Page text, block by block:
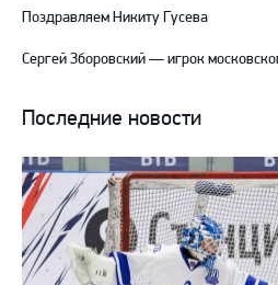
Поздравляем Никиту Гусева
Сергей Зборовский — игрок
Последние новости